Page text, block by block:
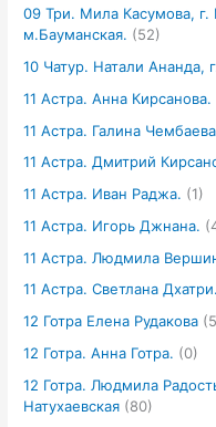
09 Три. Мила Касумова,
м.Бауманская. (52)
10 Чатур. Натали Ананда,
11 Астра. Анна Кирсанова.
11 Астра. Галина
11 Астра. Дмитрий
11 Астра. Иван Раджа. (1)
11 Астра. Игорь Джнана.
11 Астра. Людмила
11 Астра. Светлана Дхатри.
12 Готра Елена Рудакова
12 Готра. Анна Готра. (0)
12 Готра. Людмила
Натухаевская (80)